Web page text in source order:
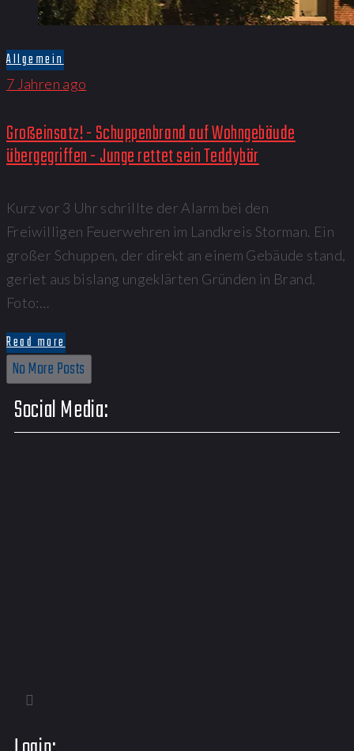
Allgemein
7 Jahren ago
Großeinsatz! - Schuppenbrand auf Wohngebäude
übergegriffen - Junge rettet sein Teddybär
Kurz vor 3 Uhr schrillte der Alarm bei den
Freiwilligen Feuerwehren im Landkreis Storman. Ein
großer Schuppen, der direkt an einem Gebäude stand,
geriet aus bislang ungeklärten Gründen in Brand.
Foto:…
Read more
No More Posts
Social Media: